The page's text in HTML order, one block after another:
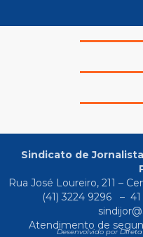
Sindicato de
Rua José Loureiro, 211 –
(41) 3224 9296
–
Atendimento de
Desenvolvido por